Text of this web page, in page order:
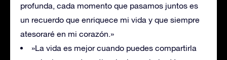
profunda, cada momento que pasamos juntos es
un recuerdo que enriquece mi vida y que siempre
atesoraré en mi corazón.»
»La vida es mejor cuando puedes compartirla